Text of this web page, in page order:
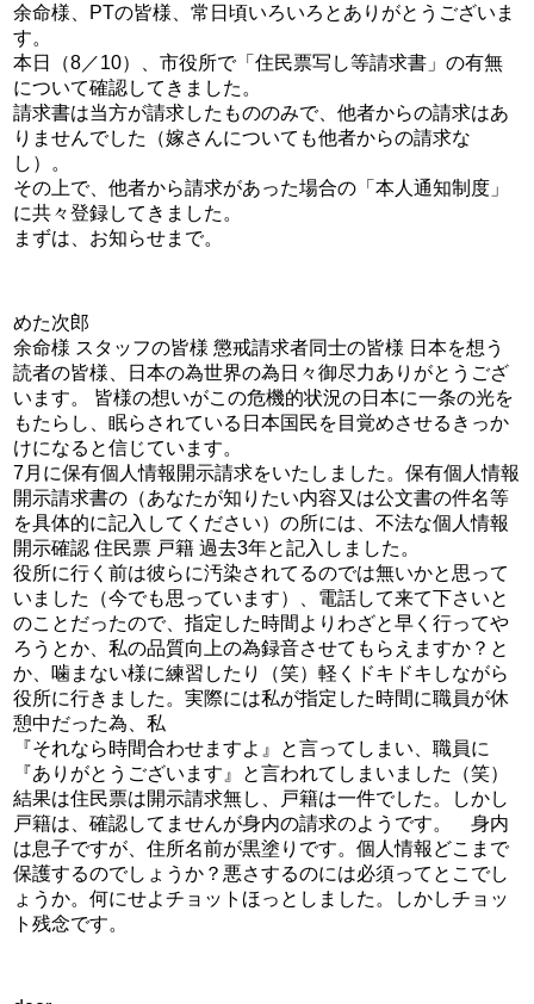
余命様、PTの皆様、常日頃いろいろとありがとうございま
す。
本日（8／10）、市役所で「住民票写し等請求書」の有無
について確認してきました。
請求書は当方が請求したもののみで、他者からの請求はあ
りませんでした（嫁さんについても他者からの請求な
し）。
その上で、他者から請求があった場合の「本人通知制度」
に共々登録してきました。
まずは、お知らせまで。
めた次郎
余命様 スタッフの皆様 懲戒請求者同士の皆様 日本を想う
読者の皆様、日本の為世界の為日々御尽力ありがとうござ
います。 皆様の想いがこの危機的状況の日本に一条の光を
もたらし、眠らされている日本国民を目覚めさせるきっか
けになると信じています。
7月に保有個人情報開示請求をいたしました。保有個人情報
開示請求書の（あなたが知りたい内容又は公文書の件名等
を具体的に記入してください）の所には、不法な個人情報
開示確認 住民票 戸籍 過去3年と記入しました。
役所に行く前は彼らに汚染されてるのでは無いかと思って
いました（今でも思っています）、電話して来て下さいと
のことだったので、指定した時間よりわざと早く行ってや
ろうとか、私の品質向上の為録音させてもらえますか？と
か、噛まない様に練習したり（笑）軽くドキドキしながら
役所に行きました。実際には私が指定した時間に職員が休
憩中だった為、私
『それなら時間合わせますよ』と言ってしまい、職員に
『ありがとうございます』と言われてしまいました（笑）
結果は住民票は開示請求無し、戸籍は一件でした。しかし
戸籍は、確認してませんが身内の請求のようです。 身内
は息子ですが、住所名前が黒塗りです。個人情報どこまで
保護するのでしょうか？悪さするのには必須ってとこでし
ょうか。何にせよチョットほっとしました。しかしチョッ
ト残念です。